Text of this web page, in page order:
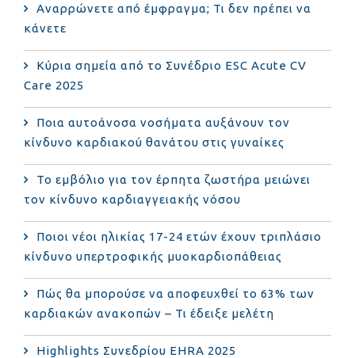
Αναρρώνετε από έμφραγμα; Τι δεν πρέπει να
κάνετε
Κύρια σημεία από το Συνέδριο ESC Acute CV
Care 2025
Ποια αυτοάνοσα νοσήματα αυξάνουν τον
κίνδυνο καρδιακού θανάτου στις γυναίκες
Το εμβόλιο για τον έρπητα ζωστήρα μειώνει
τον κίνδυνο καρδιαγγειακής νόσου
Ποιοι νέοι ηλικίας 17-24 ετών έχουν τριπλάσιο
κίνδυνο υπερτροφικής μυοκαρδιοπάθειας
Πώς θα μπορούσε να αποφευχθεί το 63% των
καρδιακών ανακοπών – Τι έδειξε μελέτη
Highlights Συνεδρίου EHRA 2025